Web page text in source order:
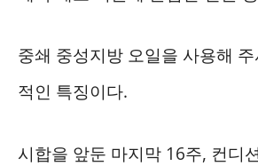
중쇄 중성지방 오일을 사용해
적인 특징이다.
시합을 앞둔 마지막 16주, 컨디